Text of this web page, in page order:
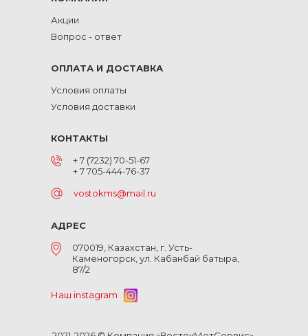
Акции
Вопрос - ответ
ОПЛАТА И ДОСТАВКА
Условия оплаты
Условия доставки
КОНТАКТЫ
+ 7 (7232) 70-51-67
+ 7 705-444-76-37
vostokms@mail.ru
АДРЕС
070019, Казахстан, г. Усть-
Каменогорск, ул. Кабанбай батыра,
87/2
Наш instagram